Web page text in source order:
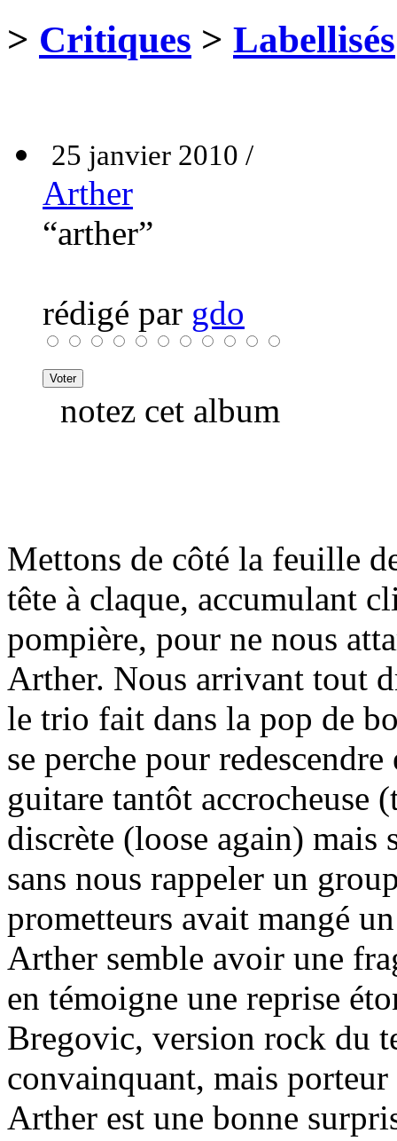
> Critiques > Labellisés
25 janvier 2010 /
Arther
“arther”
rédigé par gdo
notez cet album
Mettons de côté la feuille
tête à claque, accumulant
pompière, pour ne nous
Arther. Nous arrivant tout
le trio fait dans la pop de
se perche pour
guitare tantôt
discrète (loose again) mais
sans nous rappeler un
prometteurs avait mangé
Arther semble avoir une
en témoigne une reprise
Bregovic, version rock du
convainquant, mais
Arther est une bonne